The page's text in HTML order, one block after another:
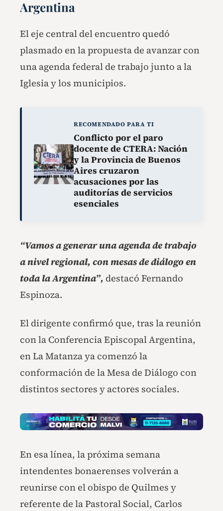
Argentina
El eje central del encuentro quedó
plasmado en la propuesta de avanzar con
una agenda federal de trabajo junto a la
Iglesia y los municipios.
RECOMENDADO PARA TI
Conflicto por el paro
docente de CTERA: Nación
y la Provincia de Buenos
Aires cruzaron
acusaciones por las
auditorías de servicios
esenciales
“Vamos a generar una agenda de trabajo
a nivel regional, con mesas de diálogo en
toda la Argentina”, destacó Fernando
Espinoza.
El dirigente confirmó que, tras la reunión
con la Conferencia Episcopal Argentina,
en La Matanza ya comenzó la
conformación de la Mesa de Diálogo con
distintos sectores y actores sociales.
En esa línea, la próxima semana
intendentes bonaerenses volverán a
reunirse con el obispo de Quilmes y
referente de la Pastoral Social, Carlos